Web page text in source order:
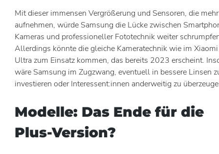
Mit dieser immensen Vergrößerung und Sensoren, die
aufnehmen, würde Samsung die Lücke zwischen
Kameras und professioneller Fototechnik weiter
Allerdings könnte die gleiche Kameratechnik wie im
Ultra zum Einsatz kommen, das bereits 2023 erscheint.
wäre Samsung im Zugzwang, eventuell in bessere Linsen
investieren oder Interessent:innen anderweitig zu
Modelle: Das Ende für die
Plus-Version?